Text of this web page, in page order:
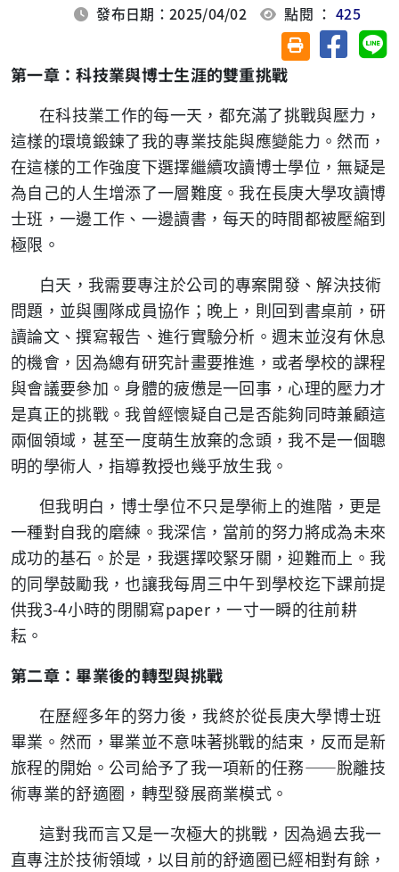
發布日期：2025/04/02 點閱 ：425
友善列印(另開視
分享至
第一章：科技業與博士生涯的雙重挑戰
在科技業工作的每一天，都充滿了挑戰與壓力，
這樣的環境鍛鍊了我的專業技能與應變能力。然而，
在這樣的工作強度下選擇繼續攻讀博士學位，無疑是
為自己的人生增添了一層難度。我在長庚大學攻讀博
士班，一邊工作、一邊讀書，每天的時間都被壓縮到
極限。
白天，我需要專注於公司的專案開發、解決技術
問題，並與團隊成員協作；晚上，則回到書桌前，研
讀論文、撰寫報告、進行實驗分析。週末並沒有休息
的機會，因為總有研究計畫要推進，或者學校的課程
與會議要參加。身體的疲憊是一回事，心理的壓力才
是真正的挑戰。我曾經懷疑自己是否能夠同時兼顧這
兩個領域，甚至一度萌生放棄的念頭，我不是一個聰
明的學術人，指導教授也幾乎放生我。
但我明白，博士學位不只是學術上的進階，更是
一種對自我的磨練。我深信，當前的努力將成為未來
成功的基石。於是，我選擇咬緊牙關，迎難而上。我
的同學鼓勵我，也讓我每周三中午到學校迄下課前提
供我3-4小時的閉關寫paper ，一寸一瞬的往前耕
耘。
第二章：畢業後的轉型與挑戰
在歷經多年的努力後，我終於從長庚大學博士班
畢業。然而，畢業並不意味著挑戰的結束，反而是新
旅程的開始。公司給予了我一項新的任務——脫離技
術專業的舒適圈，轉型發展商業模式。
這對我而言又是一次極大的挑戰，因為過去我一
直專注於技術領域，以目前的舒適圈已經相對有餘，